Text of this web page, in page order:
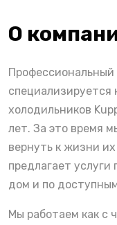
О
специализируется
холодильников
лет. За это время
вернуть к жизни
предлагает
дом и по
Мы работаем как с